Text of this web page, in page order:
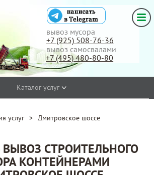
вывоз мусора
+7 (925) 508-76-36
вывоз самосвалами
+7 (495) 480-80-80
Каталог услуг
услуг > Дмитровское шоссе
ВЫВОЗ СТРОИТЕЛЬНОГО
КОНТЕЙНЕРАМИ